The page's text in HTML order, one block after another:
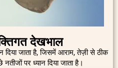
देखभाल
जाता है, जिसमें आराम, तेज़ी से ठीक
पर ध्यान दिया जाता है।